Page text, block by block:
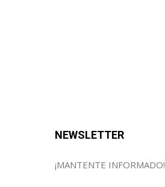
NEWSLETTER
¡MANTENTE INFORMADO!